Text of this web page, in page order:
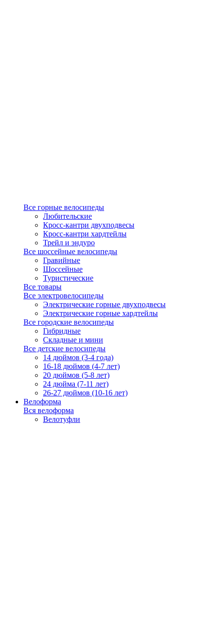
Все горные велосипеды
Любительские
Кросс-кантри двухподвесы
Кросс-кантри хардтейлы
Трейл и эндуро
Все шоссейные велосипеды
Гравийные
Шоссейные
Туристические
Все товары
Все электровелосипеды
Электрические горные двухподвесы
Электрические горные хардтейлы
Все городские велосипеды
Гибридные
Складные и мини
Все детские велосипеды
14 дюймов (3-4 года)
16-18 дюймов (4-7 лет)
20 дюймов (5-8 лет)
24 дюйма (7-11 лет)
26-27 дюймов (10-16 лет)
Велоформа
Вся велоформа
Велотуфли